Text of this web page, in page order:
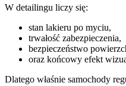
W detailingu liczy się:
stan lakieru po myciu,
trwałość zabezpieczenia,
bezpieczeństwo
oraz końcowy efekt
Dlatego właśnie samochody